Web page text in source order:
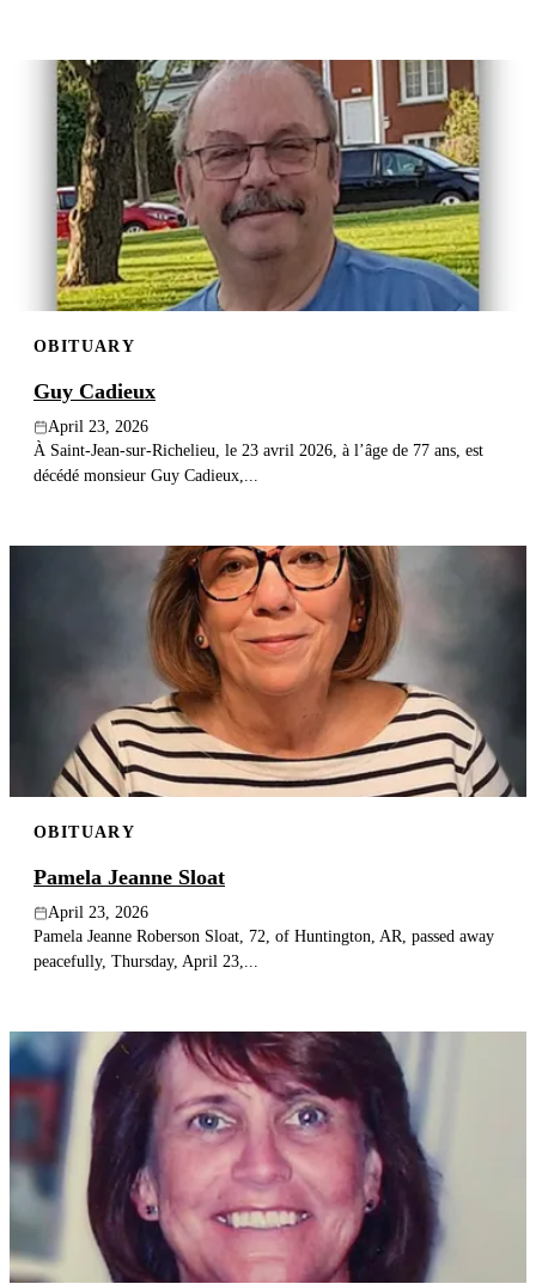
OBITUARY
Guy Cadieux
April 23, 2026
À Saint-Jean-sur-Richelieu, le 23 avril 2026, à l’âge de 77 ans, est
décédé monsieur Guy Cadieux,...
OBITUARY
Pamela Jeanne Sloat
April 23, 2026
Pamela Jeanne Roberson Sloat, 72, of Huntington, AR, passed away
peacefully, Thursday, April 23,...